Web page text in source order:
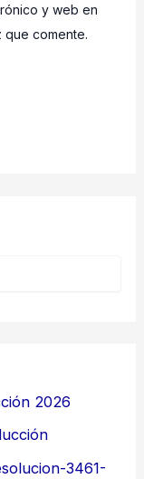
y web en
que comente.
2026
3461-